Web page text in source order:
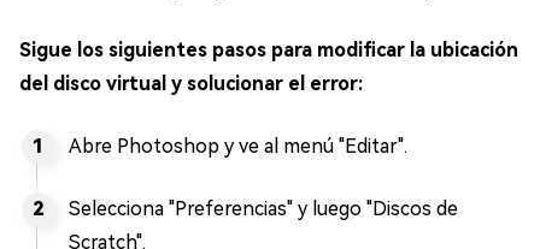
Sigue los siguientes pasos para modificar la ubicación
del disco virtual y solucionar el error:
Abre Photoshop y ve al menú "Editar".
Selecciona "Preferencias" y luego "Discos de
Scratch".